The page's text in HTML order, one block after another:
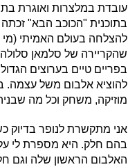
עובדת במלצרות ואוגרת
בתוכנית "הכוכב הבא"
להצלחה בעולם האמיתי (מי
שהקריירה של סלמאן
בפריים טיים בערוצים
להוציא אלבום משל עצמה.
מוזיקה, משחק וכל מה
אני מתקשרת לנופר בדיוק
בהם חלק. היא מספרת לי
האלבום הראשון שלה וגם